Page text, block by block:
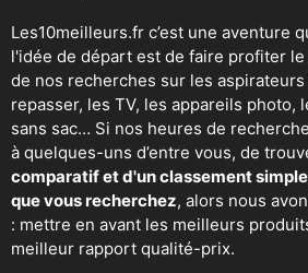
Les10meilleurs.fr c’est une aventure
l'idée de départ est de faire profiter
de nos recherches sur les
repasser, les TV, les appareils photo,
sans sac… Si nos heures de
à quelques-uns d’entre vous, de
comparatif et d'un classement
que vous recherchez, alors nous
: mettre en avant les meilleurs
meilleur rapport qualité-prix.